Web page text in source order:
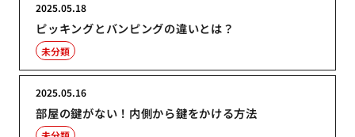
ピッキングとバンピングの違いとは？
2025.05.18
未分類
部屋の鍵がない！内側から鍵をかける方法
2025.05.16